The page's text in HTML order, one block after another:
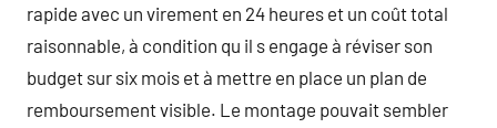
rapide avec un virement en 24 heures et un coût total
raisonnable, à condition qu il s engage à réviser son
budget sur six mois et à mettre en place un plan de
remboursement visible. Le montage pouvait sembler